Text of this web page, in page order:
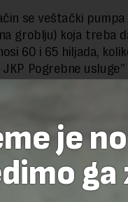
se veštački
groblju) koja treba
60 i 65 hiljada,
Pogrebne
pravo
u istoriji grada nije
delova teksta je dozvoljeno,
je
ga